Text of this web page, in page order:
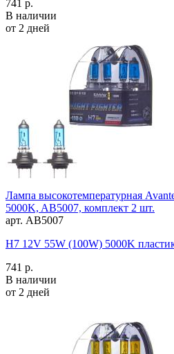
741 р.
В наличии
от 2 дней
Лампа высокотемпературная
5000K, AB5007, комплект 2 шт.
арт. AB5007
H7 12V 55W (100W) 5000K
741 р.
В наличии
от 2 дней